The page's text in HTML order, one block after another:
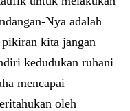
Nya adalah
kita jangan
kedudukan ruhani
mencapai
oleh